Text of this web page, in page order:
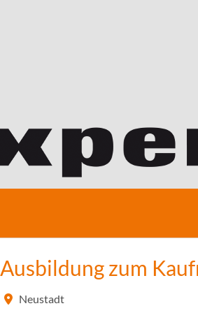
Ausbildung zum
Neustadt